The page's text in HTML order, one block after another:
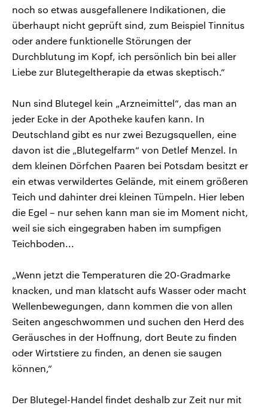
noch so etwas ausgefallenere Indikationen, die
überhaupt nicht geprüft sind, zum Beispiel Tinnitus
oder andere funktionelle Störungen der
Durchblutung im Kopf, ich persönlich bin bei aller
Liebe zur Blutegeltherapie da etwas skeptisch.“
Nun sind Blutegel kein „Arzneimittel“, das man an
jeder Ecke in der Apotheke kaufen kann. In
Deutschland gibt es nur zwei Bezugsquellen, eine
davon ist die „Blutegelfarm“ von Detlef Menzel. In
dem kleinen Dörfchen Paaren bei Potsdam besitzt er
ein etwas verwildertes Gelände, mit einem größeren
Teich und dahinter drei kleinen Tümpeln. Hier leben
die Egel – nur sehen kann man sie im Moment nicht,
weil sie sich eingegraben haben im sumpfigen
Teichboden...
„Wenn jetzt die Temperaturen die 20-Gradmarke
knacken, und man klatscht aufs Wasser oder macht
Wellenbewegungen, dann kommen die von allen
Seiten angeschwommen und suchen den Herd des
Geräusches in der Hoffnung, dort Beute zu finden
oder Wirtstiere zu finden, an denen sie saugen
können,“
Der Blutegel-Handel findet deshalb zur Zeit nur mit